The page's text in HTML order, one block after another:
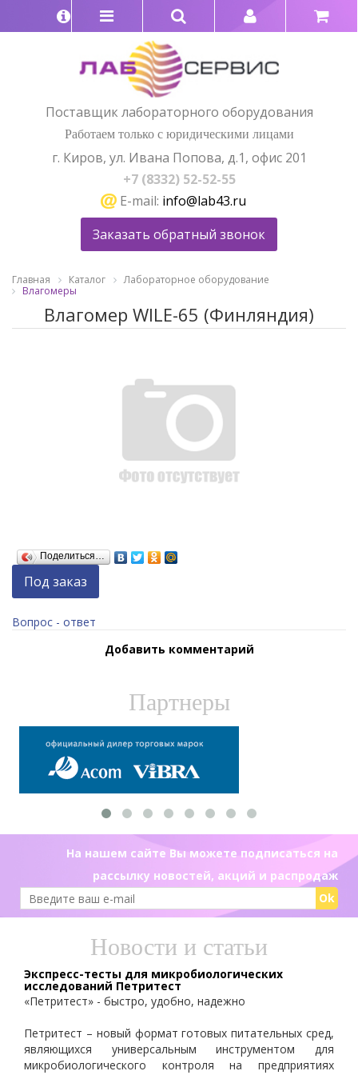
Поставщик лабораторного оборудования
Работаем только с юридическими лицами
г. Киров, ул. Ивана Попова, д.1, офис 201
+7 (8332) 52-52-55
E-mail: info@lab43.ru
Заказать обратный звонок
Главная Каталог
Лабораторное оборудование
Влагомеры
Влагомер WILE-65 (Финляндия)
Поделиться…
Под заказ
Вопрос - ответ
Добавить комментарий
Партнеры
На нашем сайте Вы можете подписаться на
рассылку новостей, акций и распродаж
Ok
Новости и статьи
Экспресс-тесты для микробиологических
исследований Петритест
«Петритест» - быстро, удобно, надежно
Петритест – новый формат готовых питательных сред,
являющихся универсальным инструментом для
микробиологического контроля на предприятиях